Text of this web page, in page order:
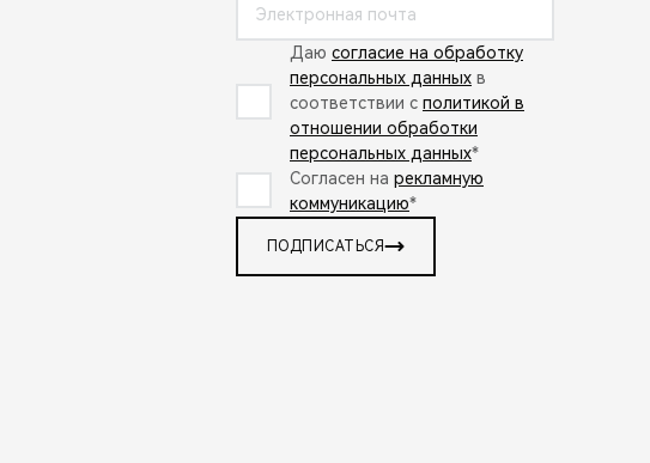
Даю согласие на обработку
персональных данных в
соответствии с политикой в
отношении обработки
персональных данных*
Согласен на рекламную
коммуникацию*
ПОДПИСАТЬСЯ